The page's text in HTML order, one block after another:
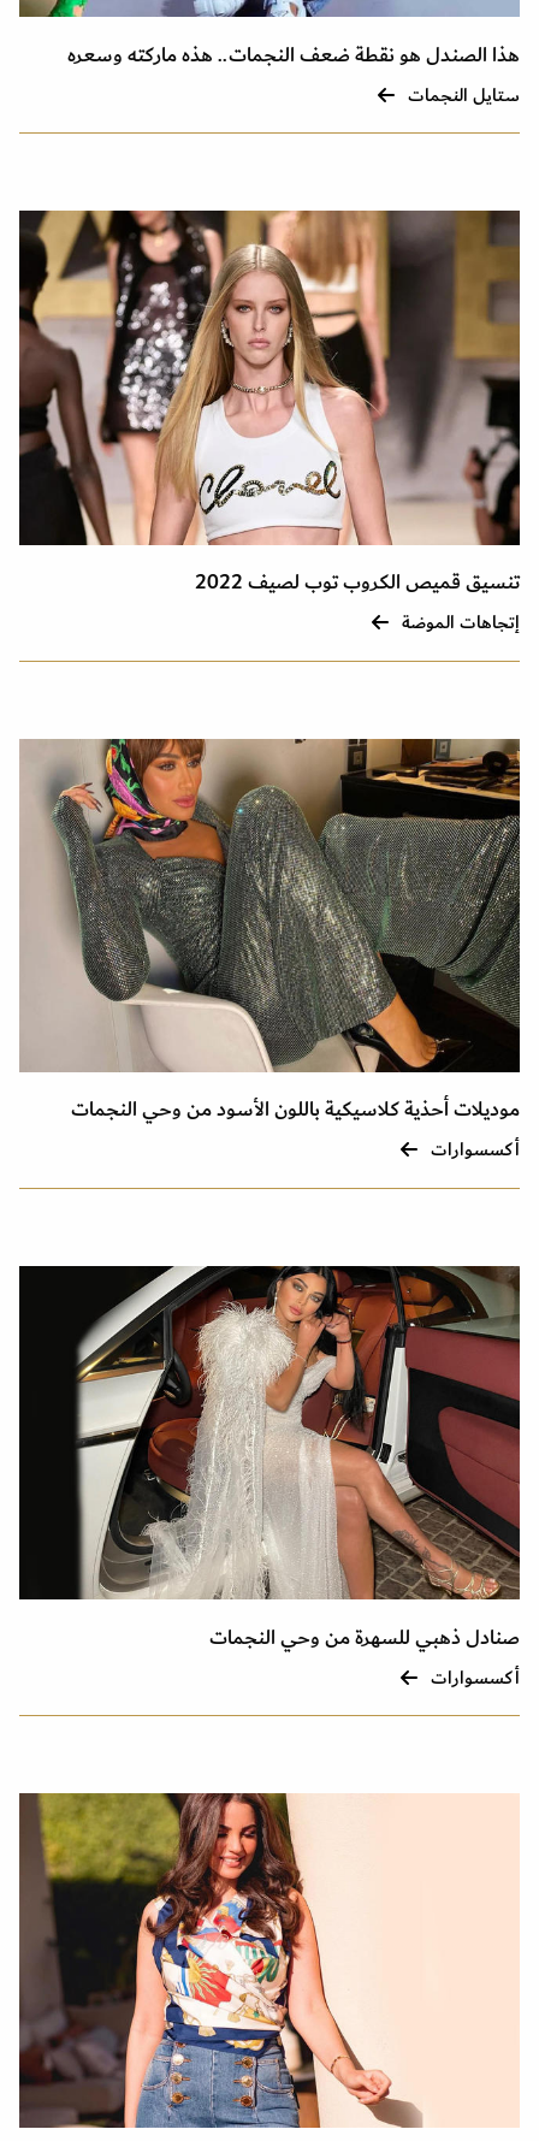
هذا الصندل هو نقطة ضعف النجمات.. هذه ماركته وسعره
ستايل النجمات
تنسيق قميص الكروب توب لصيف 2022
إتجاهات الموضة
موديلات أحذية كلاسيكية باللون الأسود من وحي النجمات
أكسسوارات
صنادل ذهبي للسهرة من وحي النجمات
أكسسوارات